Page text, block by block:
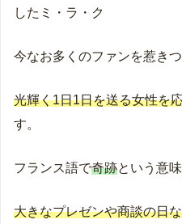
したミ・ラ・ク
今なお多くのファンを惹きつ
光輝く1日1日を送る女性を
す。
フランス語で奇跡という意
大きなプレゼンや商談の日